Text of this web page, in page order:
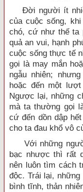
Đời người ít
của cuộc sống,
chó, cứ như thế ta
quả an vui, hạnh
cuộc sống thực tế
gọi là may mắn
ngẫu nhiên;
hoặc đến một
Ngược lại, những
mà ta thường gọi
cứ đến dồn dập
cho ta đau khổ vô
Với những người
bạc nhược thì rất
nên luôn tìm cách
độc. Trái lại,
bình tĩnh, thản